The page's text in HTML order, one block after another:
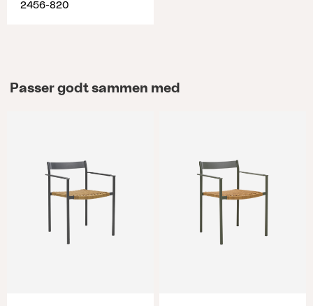
2456-820
Passer godt sammen med